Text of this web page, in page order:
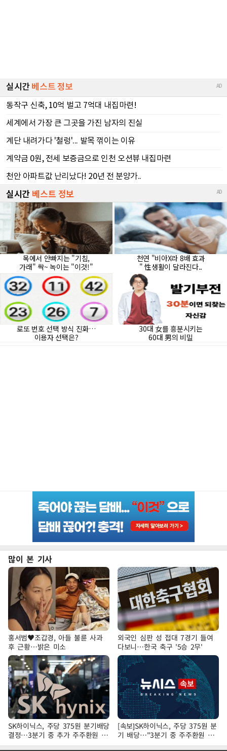
많이 본 기사
홍서범♥조갑경, 아들 불륜 사과
후 근황…밝은 미소
외국인 심판 성 접대 7경기 들여
다보니…한국 축구 '5승 2무'
SK하이닉스, 주당 375원 분기배당
결정…3분기 중 추가 주주환원 발
표
[속보]SK하이닉스, 주당 375원 분
기 배당…"3분기 중 주주환원 방
안 확정"